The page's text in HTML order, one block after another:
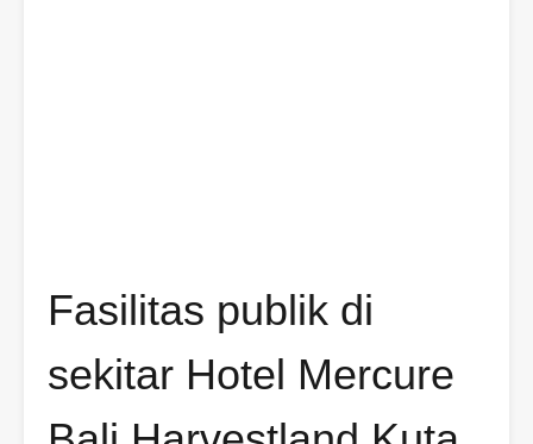
Fasilitas publik di
sekitar Hotel Mercure